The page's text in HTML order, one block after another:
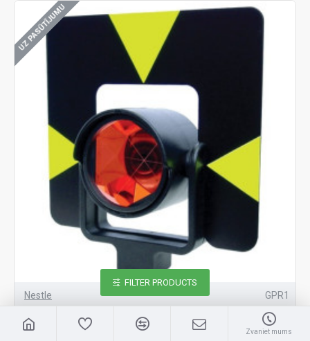
UZ PASŪTĪJUMU
Nestle GPR1
Cirkulārā prizma Nestle (Leica tipa prizma) GPR1Zvaniet mums
FILTER PRODUCTS